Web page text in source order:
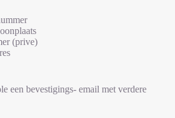
(prive)
een bevestigings- email met verdere